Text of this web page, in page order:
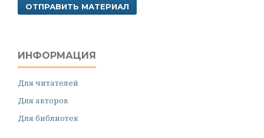
ОТПРАВИТЬ МАТЕРИАЛ
ИНФОРМАЦИЯ
Для читателей
Для авторов
Для библиотек